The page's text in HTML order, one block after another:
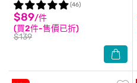
$89/件
(買2件-售價已折)
$139
(46)